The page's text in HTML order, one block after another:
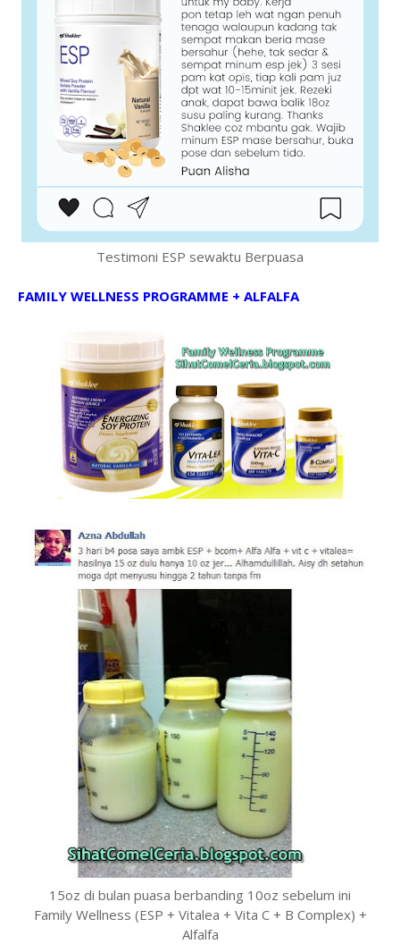
Testimoni ESP sewaktu Berpuasa
FAMILY WELLNESS PROGRAMME + ALFALFA
15oz di bulan puasa berbanding 10oz sebelum ini
Family Wellness (ESP + Vitalea + Vita C + B Complex) +
Alfalfa